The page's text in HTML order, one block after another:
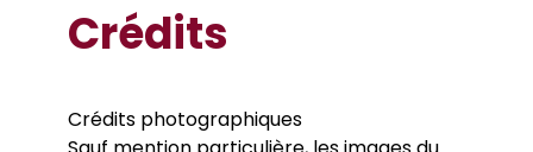
Découvrir la mention
Master CEN
Master GSI
Nos partenaires
Crédits
Crédits photographiques